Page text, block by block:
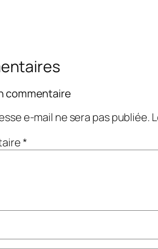
commentaire
e-mail ne sera pas publiée.
*